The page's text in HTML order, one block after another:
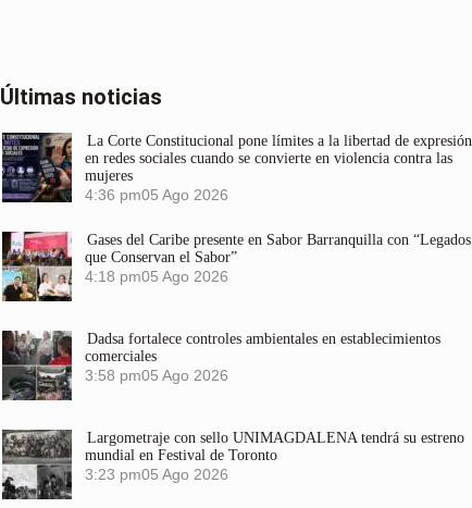
Últimas noticias
La Corte Constitucional pone límites a la libertad de expresión
en redes sociales cuando se convierte en violencia contra las
mujeres
4:36 pm05 Ago 2026
Gases del Caribe presente en Sabor Barranquilla con “Legados
que Conservan el Sabor”
4:18 pm05 Ago 2026
Dadsa fortalece controles ambientales en establecimientos
comerciales
3:58 pm05 Ago 2026
Largometraje con sello UNIMAGDALENA tendrá su estreno
mundial en Festival de Toronto
3:23 pm05 Ago 2026